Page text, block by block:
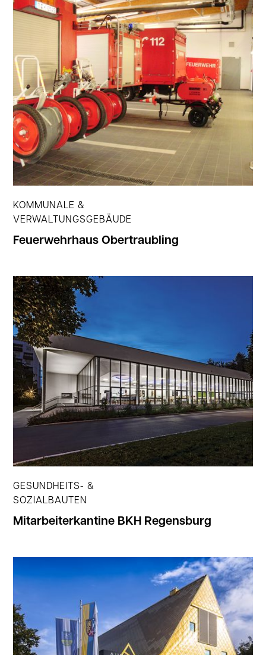
Jetzt ansehen
Jetzt ansehen
KOMMUNALE &
VERWALTUNGSGEBÄUDE
Feuerwehrhaus Obertraubling
Jetzt ansehen
GESUNDHEITS- &
SOZIALBAUTEN
Mitarbeiterkantine BKH Regensburg